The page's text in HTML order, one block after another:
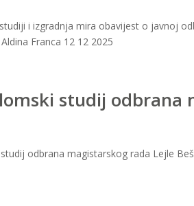
i izgradnja mira obavijest o javnoj
Franca 12 12 2025
studij odbrana
odbrana magistarskog rada Lejle